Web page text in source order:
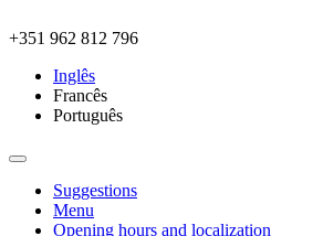
+351 962 812 796
Inglês
Francês
Português
Suggestions
Menu
Opening hours and localization